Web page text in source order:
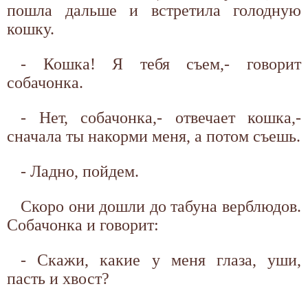
пошла дальше и встретила голодную
кошку.
- Кошка! Я тебя съем,- говорит
собачонка.
- Нет, собачонка,- отвечает кошка,-
сначала ты накорми меня, а потом съешь.
- Ладно, пойдем.
Скоро они дошли до табуна верблюдов.
Собачонка и говорит:
- Скажи, какие у меня глаза, уши,
пасть и хвост?